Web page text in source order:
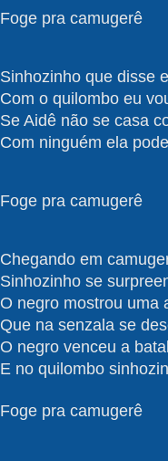
Foge pra camugerê
Sinhozinho que disse
Com o quilombo eu
Se Aidê não se casa
Com ninguém ela
Foge pra camugerê
Chegando em
Sinhozinho se
O negro mostrou uma
Que na senzala se
O negro venceu a
E no quilombo
Foge pra camugerê